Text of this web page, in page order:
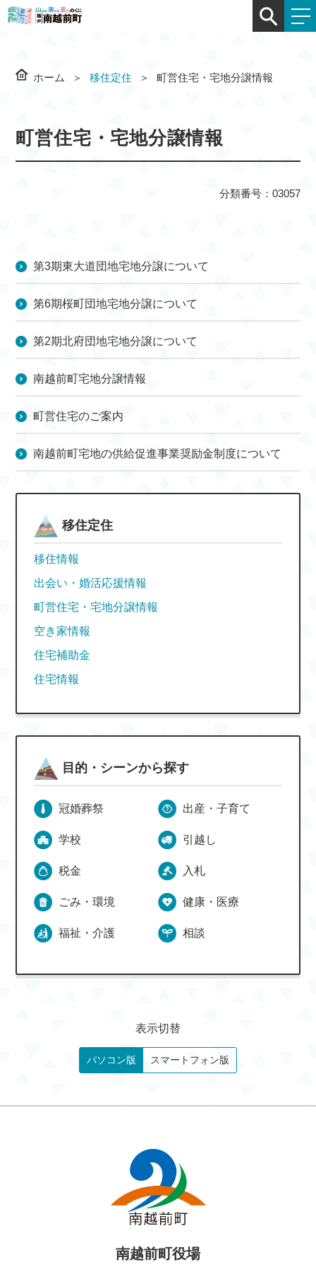
ホーム 移住定住 町営住宅・宅地分譲情報
町営住宅・宅地分譲情報
分類番号：03057
第3期東大道団地宅地分譲について
第6期桜町団地宅地分譲について
第2期北府団地宅地分譲について
南越前町宅地分譲情報
町営住宅のご案内
南越前町宅地の供給促進事業奨励金制度について
移住定住
移住情報
出会い・婚活応援情報
町営住宅・宅地分譲情報
空き家情報
住宅補助金
住宅情報
目的・シーンから探す
冠婚葬祭 出産・子育て
学校 引越し
税金 入札
ごみ・環境 健康・医療
福祉・介護 相談
表示切替
パソコン版 スマートフォン版
南越前町役場